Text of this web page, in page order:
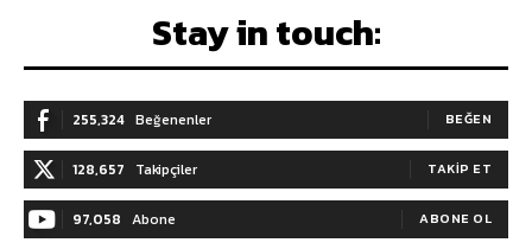
Stay in touch:
255,324 Beğenenler BEĞEN
128,657 Takipçiler TAKIP ET
97,058 Abone ABONE OL